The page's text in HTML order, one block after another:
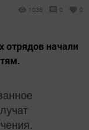
1038 0 0
отрядов начали